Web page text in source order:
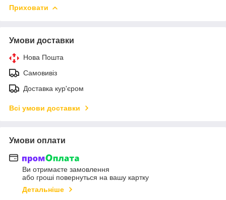
Приховати
Умови доставки
Нова Пошта
Самовивіз
Доставка кур'єром
Всі умови доставки
Умови оплати
Ви отримаєте замовлення
або гроші повернуться на вашу картку
Детальніше